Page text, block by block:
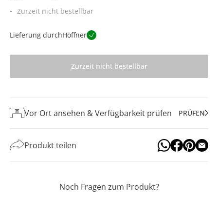
Zurzeit nicht bestellbar
Lieferung durchHöffner
Zurzeit nicht bestellbar
Vor Ort ansehen & Verfügbarkeit prüfen PRÜFEN
Produkt teilen
Noch Fragen zum Produkt?